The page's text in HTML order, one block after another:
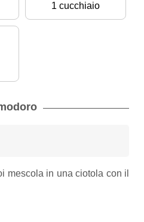
1 cucchiaio
mescola in una ciotola con il